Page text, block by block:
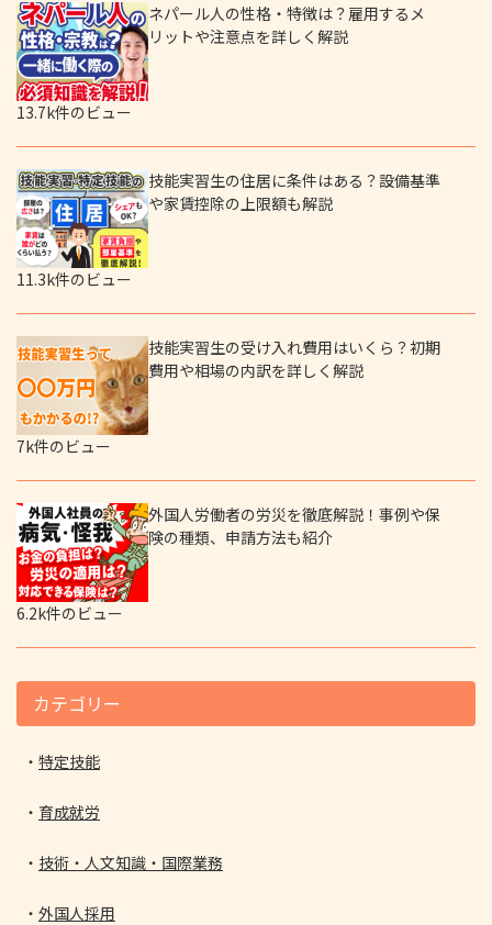
ネパール人の性格・特徴は？雇用するメ
リットや注意点を詳しく解説
13.7k件のビュー
技能実習生の住居に条件はある？設備基準
や家賃控除の上限額も解説
11.3k件のビュー
技能実習生の受け入れ費用はいくら？初期
費用や相場の内訳を詳しく解説
7k件のビュー
外国人労働者の労災を徹底解説！事例や保
険の種類、申請方法も紹介
6.2k件のビュー
カテゴリー
特定技能
育成就労
技術・人文知識・国際業務
外国人採用